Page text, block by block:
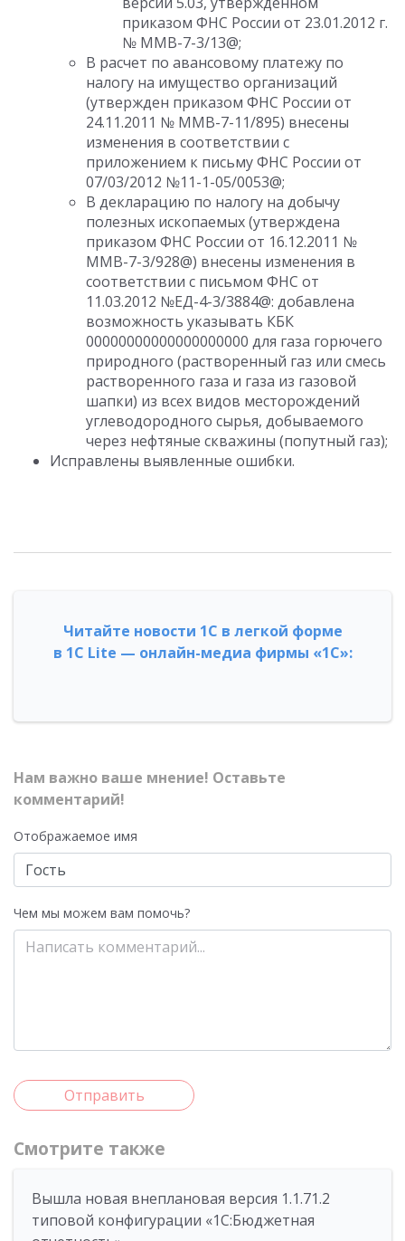
приказом ФНС России от 23.01.2012 г.
№ ММВ-7-3/13@;
В расчет по авансовому платежу по
налогу на имущество организаций
(утвержден приказом ФНС России от
24.11.2011 № ММВ-7-11/895) внесены
изменения в соответствии с
приложением к письму ФНС России от
07/03/2012 №11-1-05/0053@;
В декларацию по налогу на добычу
полезных ископаемых (утверждена
приказом ФНС России от 16.12.2011 №
ММВ-7-3/928@) внесены изменения в
соответствии с письмом ФНС от
11.03.2012 №ЕД-4-3/3884@: добавлена
возможность указывать КБК
00000000000000000000 для газа горючего
природного (растворенный газ или смесь
растворенного газа и газа из газовой
шапки) из всех видов месторождений
углеводородного сырья, добываемого
через нефтяные скважины (попутный газ);
Исправлены выявленные ошибки.
Читайте новости 1С в легкой форме
в 1С Lite — онлайн-медиа фирмы «1С»:
Нам важно ваше мнение! Оставьте
комментарий!
Отображаемое имя
Чем мы можем вам помочь?
Отправить
Смотрите также
Вышла новая внеплановая версия 1.1.71.2
типовой конфигурации «1C:Бюджетная